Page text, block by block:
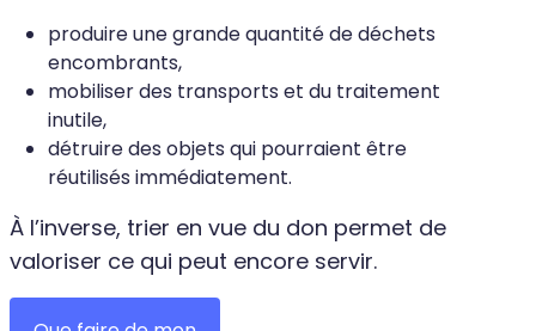
produire une grande quantité de déchets
encombrants,
mobiliser des transports et du traitement
inutile,
détruire des objets qui pourraient être
réutilisés immédiatement.
À l’inverse, trier en vue du don permet de
valoriser ce qui peut encore servir.